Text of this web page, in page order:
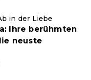
in der Liebe
Ihre berühmten
neuste